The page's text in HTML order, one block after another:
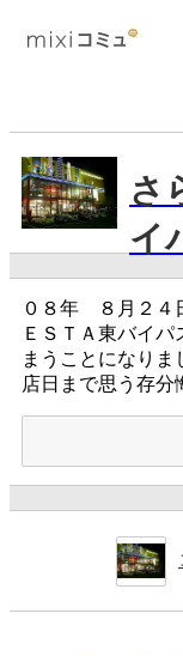
さ
イ
０８年 ８月２４
ＥＳＴＡ東バイ
まうことになりま
店日まで思う存分